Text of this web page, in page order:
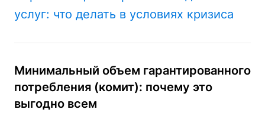
услуг: что делать в условиях кризиса
Минимальный объем гарантированного
потребления (комит): почему это
выгодно всем